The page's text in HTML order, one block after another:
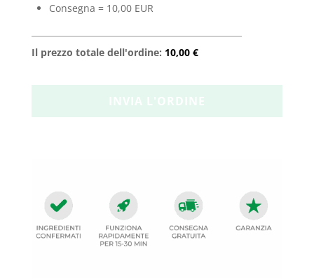
Consegna = 10,00 EUR
Il prezzo totale dell'ordine: 10,00 €